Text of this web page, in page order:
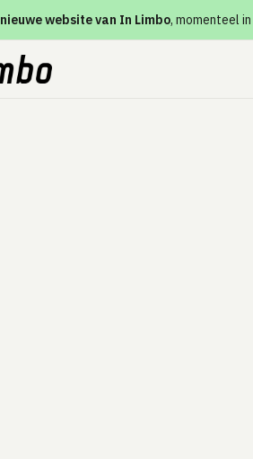
nieuwe website van In Limbo, momenteel